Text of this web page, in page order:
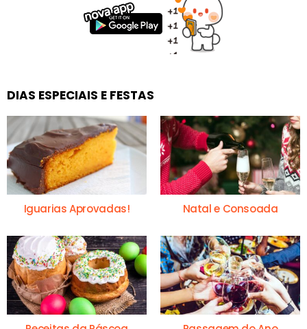
DIAS ESPECIAIS E FESTAS
Iguarias Aprovadas! Natal e Consoada